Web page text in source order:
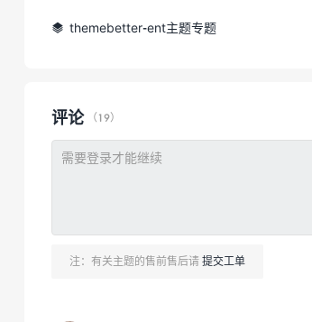
 themebetter-ent主题专题
评论（19）
注：有关主题的售前售后请 提交工单